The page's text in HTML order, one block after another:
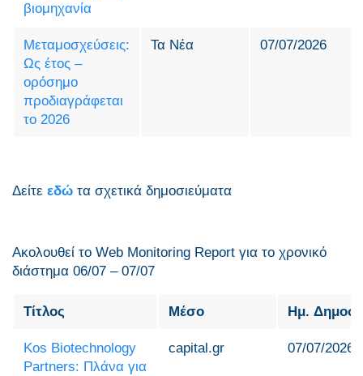
βιομηχανία
Μεταμοσχεύσεις:
Ως έτος –
ορόσημο
προδιαγράφεται
το 2026
Τα Νέα 07/07/2026
Δείτε εδώ τα σχετικά δημοσιεύματα
Ακολουθεί το Web Monitoring Report για τo χρονικό
διάστημα 06/07 – 07/07
Τίτλος Μέσο Ημ.
Kos Biotechnology
Partners: Πλάνα για
capital.gr 07/07/2026